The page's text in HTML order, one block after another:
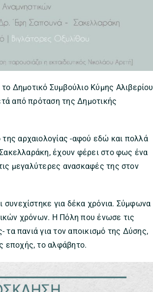
Δημοτικό Συμβούλιο Κύμης Αλιβερίου
από πρόταση της Δημοτικής
αρχαιολογίας -αφού εδώ και πολλά
Σακελλαράκη, έχουν φέρει στο φως ένα
μεγαλύτερες ανασκαφές της στον
για δέκα χρόνια. Σύμφωνα
χρόνων. Η Πόλη που ένωσε τις
τα πανιά για τον αποικισμό της Δύσης,
εποχής, το αλφάβητο.